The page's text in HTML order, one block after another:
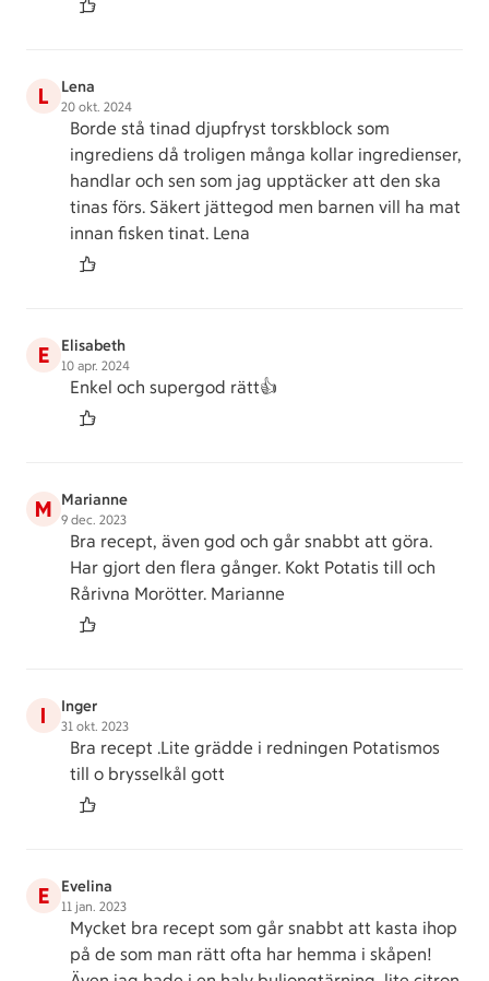
L Lena
20 okt. 2024
Borde stå tinad djupfryst torskblock som
ingrediens då troligen många kollar ingredienser,
handlar och sen som jag upptäcker att den ska
tinas förs. Säkert jättegod men barnen vill ha mat
innan fisken tinat. Lena
E Elisabeth
10 apr. 2024
Enkel och supergod rätt👍
M Marianne
9 dec. 2023
Bra recept, även god och går snabbt att göra.
Har gjort den flera gånger. Kokt Potatis till och
Rårivna Morötter. Marianne
I Inger
31 okt. 2023
Bra recept .Lite grädde i redningen Potatismos
till o brysselkål gott
E Evelina
11 jan. 2023
Mycket bra recept som går snabbt att kasta ihop
på de som man rätt ofta har hemma i skåpen!